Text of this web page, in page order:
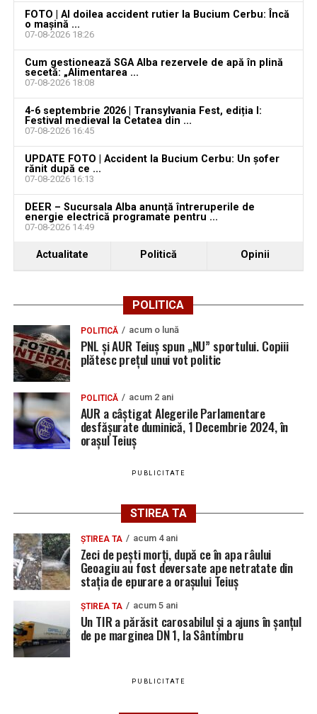
Locuri de muncă în Galda de Jos, disponibile la 4
august 2026. AJOFM Alba a publicat lista posturilor
vacante
Locuri de muncă în Teiuș, disponibile la 4 august
2026. AJOFM Alba a publicat lista posturilor
vacante
Bărbat de 30 de ani din Galda de Jos, reținut după
FOTO | Al doilea accident rutier la Bucium Cerbu: Încă
o mașină ...
07-08-2026 18:26
Cum gestionează SGA Alba rezervele de apă în plină
secetă: „Alimentarea ...
07-08-2026 18:08
4-6 septembrie 2026 | Transylvania Fest, ediția I:
Festival medieval la Cetatea din ...
07-08-2026 16:45
UPDATE FOTO | Accident la Bucium Cerbu: Un șofer
rănit după ce ...
07-08-2026 16:13
DEER – Sucursala Alba anunță întreruperile de
energie electrică programate pentru ...
07-08-2026 14:49
Actualitate Politică Opinii
POLITICA
POLITICĂ acum o lună
PNL și AUR Teiuș spun „NU” sportului. Copiii
plătesc prețul unui vot politic
POLITICĂ acum 2 ani
AUR a câștigat Alegerile Parlamentare
desfășurate duminică, 1 Decembrie 2024, în
orașul Teiuș
PUBLICITATE
STIREA TA
ȘTIREA TA acum 4 ani
Zeci de pești morți, după ce în apa râului
Geoagiu au fost deversate ape netratate din
stația de epurare a orașului Teiuș
ȘTIREA TA acum 5 ani
Un TIR a părăsit carosabilul și a ajuns în șanțul
de pe marginea DN 1, la Sântimbru
PUBLICITATE